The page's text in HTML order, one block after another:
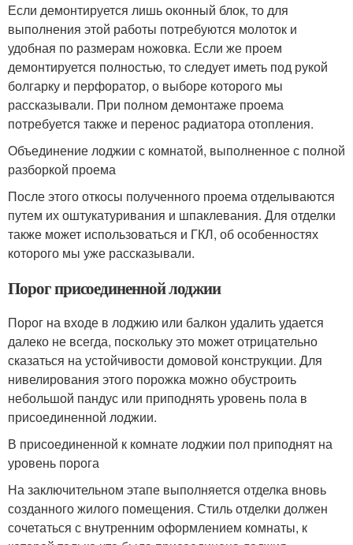
Если демонтируется лишь оконный блок, то для
выполнения этой работы потребуются молоток и
удобная по размерам ножовка. Если же проем
демонтируется полностью, то следует иметь под рукой
болгарку и перфоратор, о выборе которого мы
рассказывали. При полном демонтаже проема
потребуется также и перенос радиатора отопления.
Объединение лоджии с комнатой, выполненное с полной
разборкой проема
После этого откосы полученного проема отделываются
путем их оштукатуривания и шпаклевания. Для отделки
также может использоваться и ГКЛ, об особенностях
которого мы уже рассказывали.
Порог присоединенной лоджии
Порог на входе в лоджию или балкон удалить удается
далеко не всегда, поскольку это может отрицательно
сказаться на устойчивости домовой конструкции. Для
нивелирования этого порожка можно обустроить
небольшой пандус или приподнять уровень пола в
присоединенной лоджии.
В присоединенной к комнате лоджии пол приподнят на
уровень порога
На заключительном этапе выполняется отделка вновь
созданного жилого помещения. Стиль отделки должен
сочетаться с внутренним оформлением комнаты, к